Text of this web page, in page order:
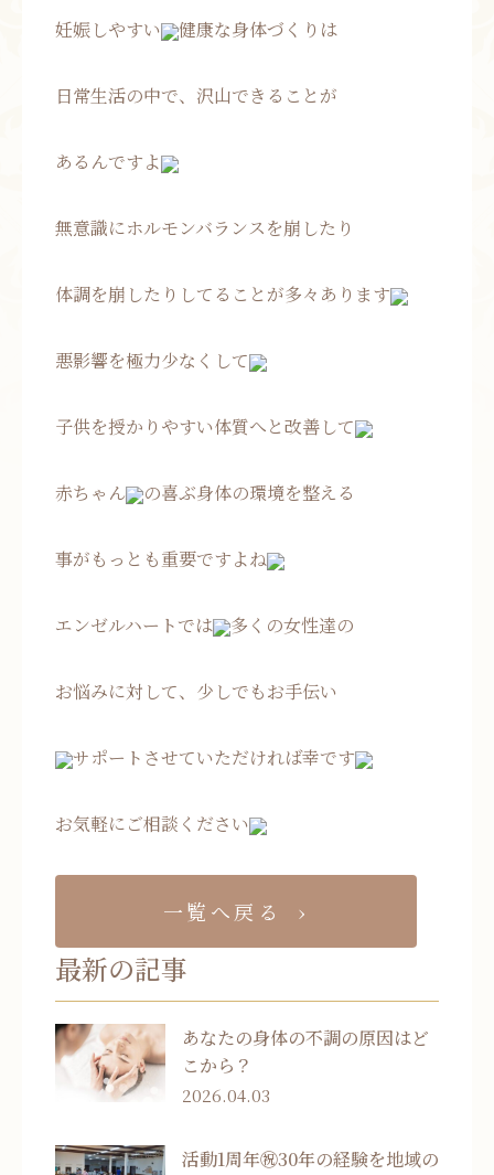
妊娠しやすい 健康な身体づくりは
日常生活の中で、沢山できることが
あるんですよ
無意識にホルモンバランスを崩したり
体調を崩したりしてることが多々あります
悪影響を極力少なくして
子供を授かりやすい体質へと改善して
赤ちゃん の喜ぶ身体の環境を整える
事がもっとも重要ですよね
エンゼルハートでは 多くの女性達の
お悩みに対して、少しでもお手伝い
サポートさせていただければ幸です
お気軽にご相談ください
一覧へ戻る
最新の記事
あなたの身体の不調の原因はど
こから？
2026.04.03
活動1周年㊗30年の経験を地域の